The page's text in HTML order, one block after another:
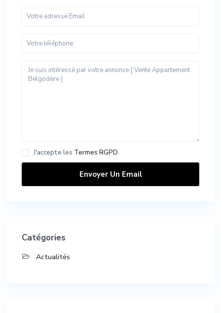
J'accepte les Termes RGPD
Catégories
Actualités